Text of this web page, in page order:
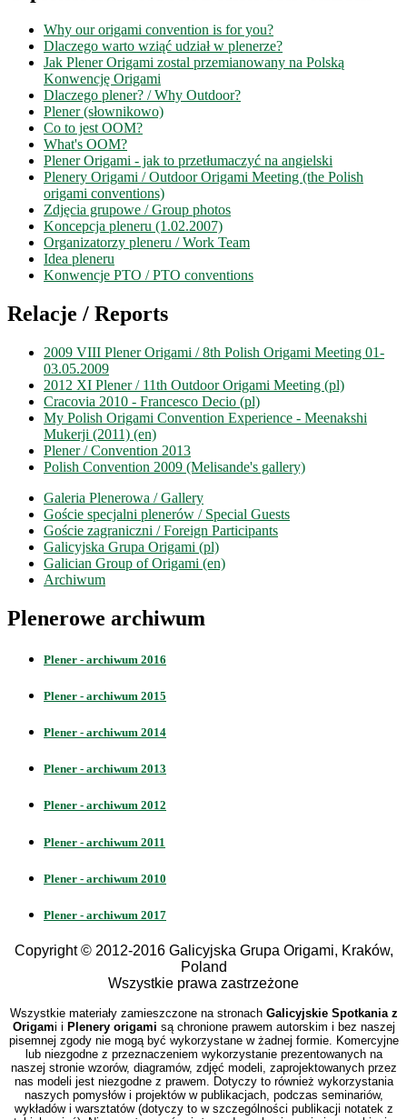
Why our origami convention is for you?
Dlaczego warto wziąć udział w plenerze?
Jak Plener Origami zostal przemianowany na Polską
Konwencję Origami
Dlaczego plener? / Why Outdoor?
Plener (słownikowo)
Co to jest OOM?
What's OOM?
Plener Origami - jak to przetłumaczyć na angielski
Plenery Origami / Outdoor Origami Meeting (the Polish
origami conventions)
Zdjęcia grupowe / Group photos
Koncepcja pleneru (1.02.2007)
Organizatorzy pleneru / Work Team
Idea pleneru
Konwencje PTO / PTO conventions
Relacje / Reports
2009 VIII Plener Origami / 8th Polish Origami Meeting 01-
03.05.2009
2012 XI Plener / 11th Outdoor Origami Meeting (pl)
Cracovia 2010 - Francesco Decio (pl)
My Polish Origami Convention Experience - Meenakshi
Mukerji (2011) (en)
Plener / Convention 2013
Polish Convention 2009 (Melisande's gallery)
Galeria Plenerowa / Gallery
Goście specjalni plenerów / Special Guests
Goście zagraniczni / Foreign Participants
Galicyjska Grupa Origami (pl)
Galician Group of Origami (en)
Archiwum
Plenerowe archiwum
Plener - archiwum 2016
Plener - archiwum 2015
Plener - archiwum 2014
Plener - archiwum 2013
Plener - archiwum 2012
Plener - archiwum 2011
Plener - archiwum 2010
Plener - archiwum 2017
Copyright © 2012-2016 Galicyjska Grupa Origami, Kraków,
Poland
Wszystkie prawa zastrzeżone
Wszystkie materiały zamieszczone na stronach Galicyjskie Spotkania z
Origami i Plenery origami są chronione prawem autorskim i bez naszej
pisemnej zgody nie mogą być wykorzystane w żadnej formie. Komercyjne
lub niezgodne z przeznaczeniem wykorzystanie prezentowanych na
naszej stronie wzorów, diagramów, zdjęć modeli, zaprojektowanych przez
nas modeli jest niezgodne z prawem. Dotyczy to również wykorzystania
naszych pomysłów i projektów w publikacjach, podczas seminariów,
wykładów i warsztatów (dotyczy to w szczególności publikacji notatek z